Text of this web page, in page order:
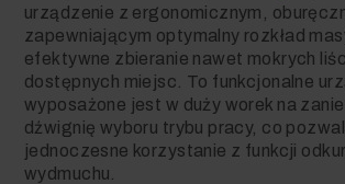
urządzenie z ergonomicznym,
zapewniającym optymalny rozkład
efektywne zbieranie nawet mokrych
dostępnych miejsc. To funkcjonalne
wyposażone jest w duży worek na
dźwignię wyboru trybu pracy, co
jednoczesne korzystanie z funkcji
wydmuchu.